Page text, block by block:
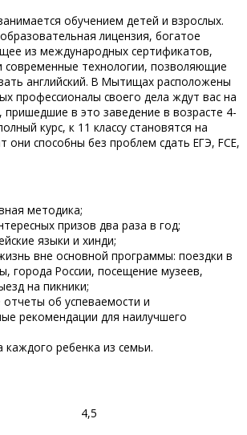
обучением детей и взрослых.
лицензия, богатое
из международных сертификатов,
современные технологии, позволяющие
английский. В Мытищах расположены
профессионалы своего дела ждут вас на
пришедшие в это заведение в возрасте 4-
курс, к 11 классу становятся на
они способны без проблем сдать ЕГЭ, FCE,
методика;
призов два раза в год;
языки и хинди;
вне основной программы: поездки в
города России, посещение музеев,
на пикники;
об успеваемости и
рекомендации для наилучшего
каждого ребенка из семьи.
4,5